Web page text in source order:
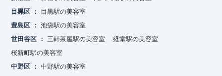
目黒区
目黒駅の美容室
豊島区
池袋駅の美容室
世田谷区
三軒茶屋駅の美容室
経堂駅の美容室
桜新町駅の美容室
中野区
中野駅の美容室